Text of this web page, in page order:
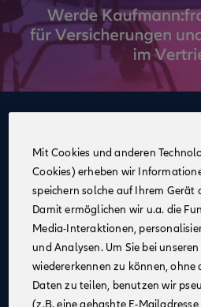
im Vertrieb der
Eine attraktive monatliche
(Stand 08/2025):
1. Jahr: 1.355 €
2. Jahr: 1.432 €
3. Jahr: 1.520 €
ab Sept. 2026:
im 1. Jahr: 1.455 €, im 2.
Mit Cookies und anderen
Cookies) erheben wir
speichern solche auf Ihrem Gerät
Damit ermöglichen wir u.a. die
Media-Interaktionen,
und Analysen. Um Sie bei
wiedererkennen zu können, ohne
Daten zu teilen, benutzen wir